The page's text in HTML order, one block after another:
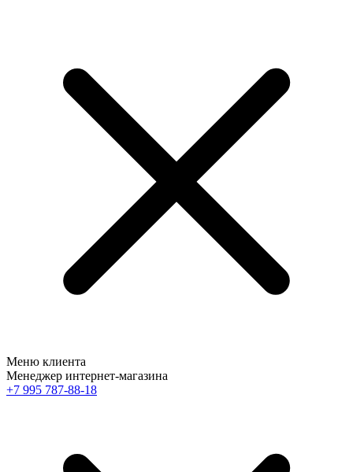
Меню клиента
Менеджер интернет-магазина
+7 995 787-88-18